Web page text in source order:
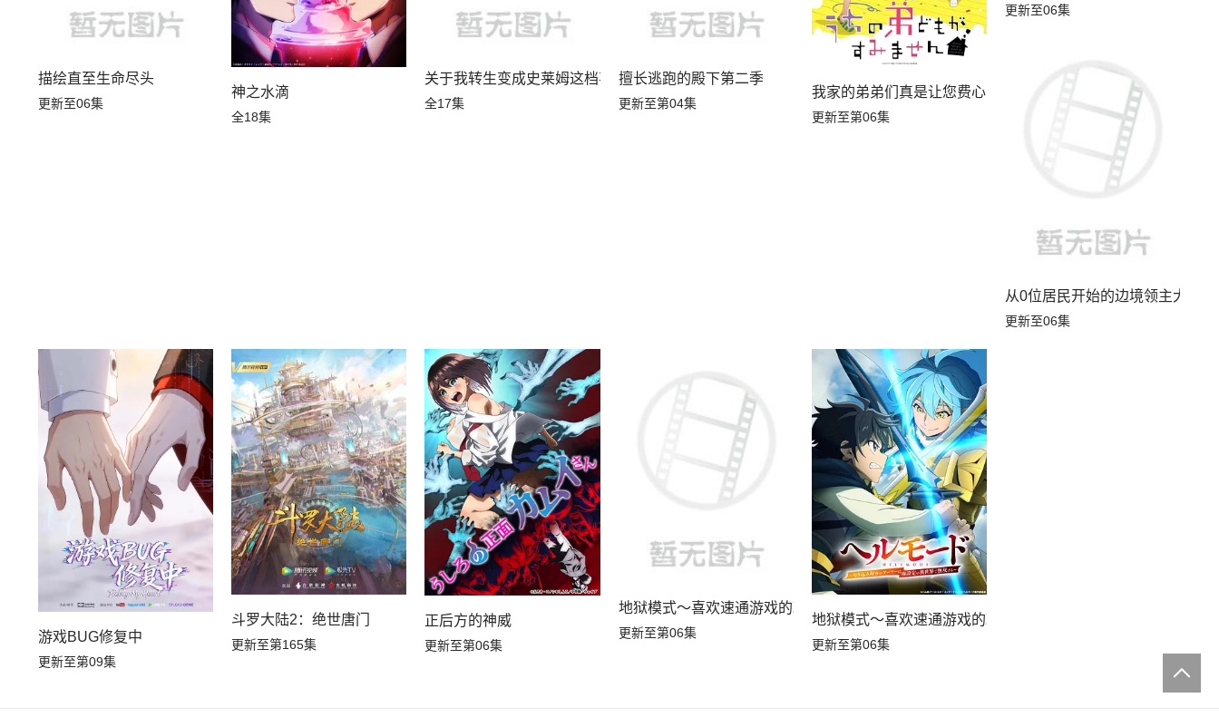
描绘直至生命尽头
更新至06集
神之水滴
全18集
关于我转生变成史莱姆这档事第四季
全17集
擅长逃跑的殿下第二季
更新至第04集
我家的弟弟们真是让您费心了
更新至第06集
更新至06集
从0位居民开始的边境领主大人
更新至06集
游戏BUG修复中
更新至第09集
斗罗大陆2：绝世唐门
更新至第165集
正后方的神威
更新至第06集
地狱模式～喜欢速通游戏的玩家在废设定异世界无双～第二季
更新至第06集
地狱模式～喜欢速通游戏的玩家在废设定异世界无双～第2季
更新至第06集